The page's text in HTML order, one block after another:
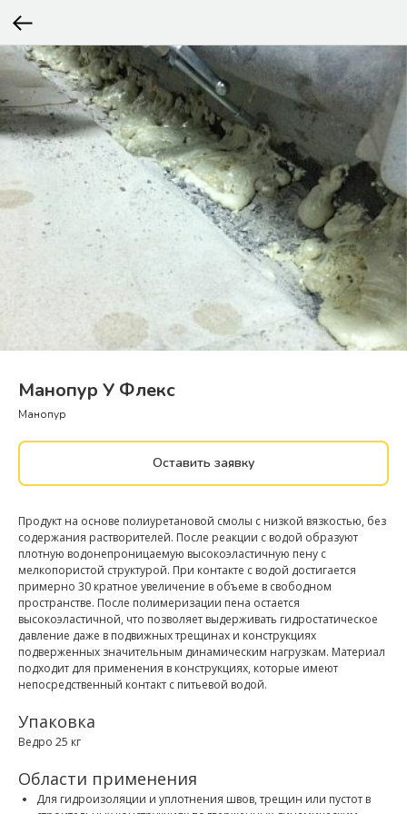
Манопур У Флекс
Манопур
Оставить заявку
Продукт на основе полиуретановой смолы с низкой вязкостью, без
содержания растворителей. После реакции с водой образуют
плотную водонепроницаемую высокоэластичную пену с
мелкопористой структурой. При контакте с водой достигается
примерно 30 кратное увеличение в объеме в свободном
пространстве. После полимеризации пена остается
высокоэластичной, что позволяет выдерживать гидростатическое
давление даже в подвижных трещинах и конструкциях
подверженных значительным динамическим нагрузкам. Материал
подходит для применения в конструкциях, которые имеют
непосредственный контакт с питьевой водой.
Упаковка
Ведро 25 кг
Области применения
Для гидроизоляции и уплотнения швов, трещин или пустот в